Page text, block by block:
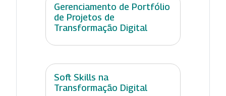
Gerenciamento de Portfólio
de Projetos de
Transformação Digital
Soft Skills na
Transformação Digital